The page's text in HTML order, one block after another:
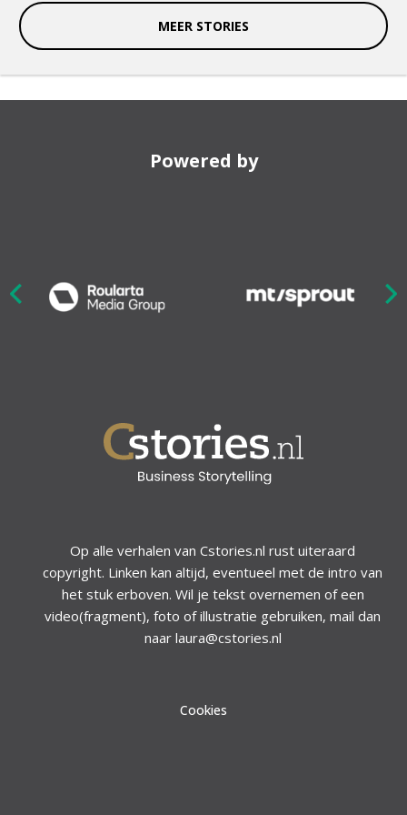
MEER STORIES
Powered by
Op alle verhalen van Cstories.nl rust uiteraard
copyright. Linken kan altijd, eventueel met de intro van
het stuk erboven. Wil je tekst overnemen of een
video(fragment), foto of illustratie gebruiken, mail dan
naar laura@cstories.nl
Cookies